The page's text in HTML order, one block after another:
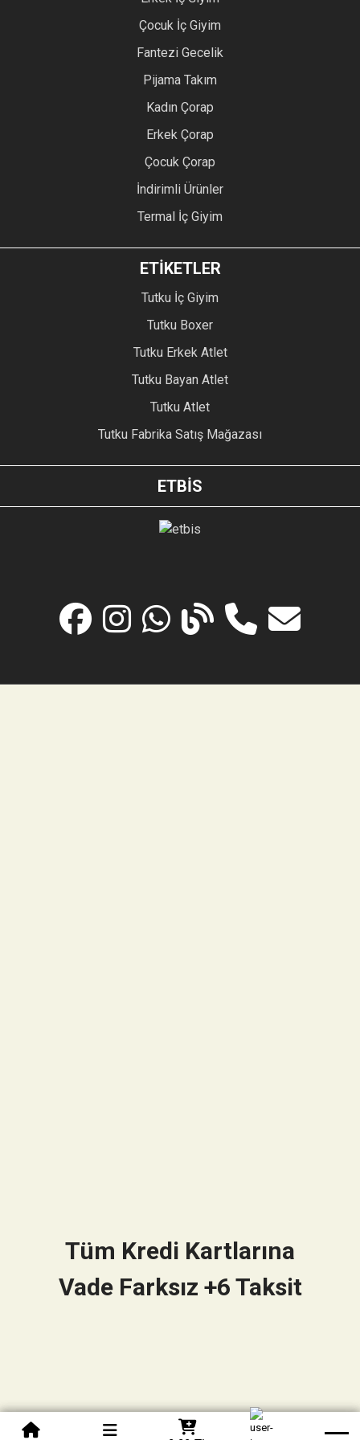
0850 305 09 70
Çocuk İç Giyim
Fantezi Gecelik
Pijama Takım
Kadın Çorap
Erkek Çorap
Çocuk Çorap
İndirimli Ürünler
Termal İç Giyim
ETİKETLER
Tutku İç Giyim
Tutku Boxer
Tutku Erkek Atlet
Tutku Bayan Atlet
Tutku Atlet
Tutku Fabrika Satış Mağazası
ETBİS
Tüm Kredi Kartlarına
Vade Farksız +6 Taksit